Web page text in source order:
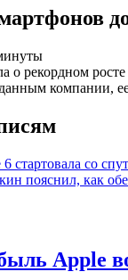
о рекордном
компании,
6 стартовала со
пояснил, как
Apple